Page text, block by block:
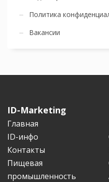
Политика
Вакансии
ID-Marketing
Главная
ID-инфо
Контакты
Пищевая
промышленность